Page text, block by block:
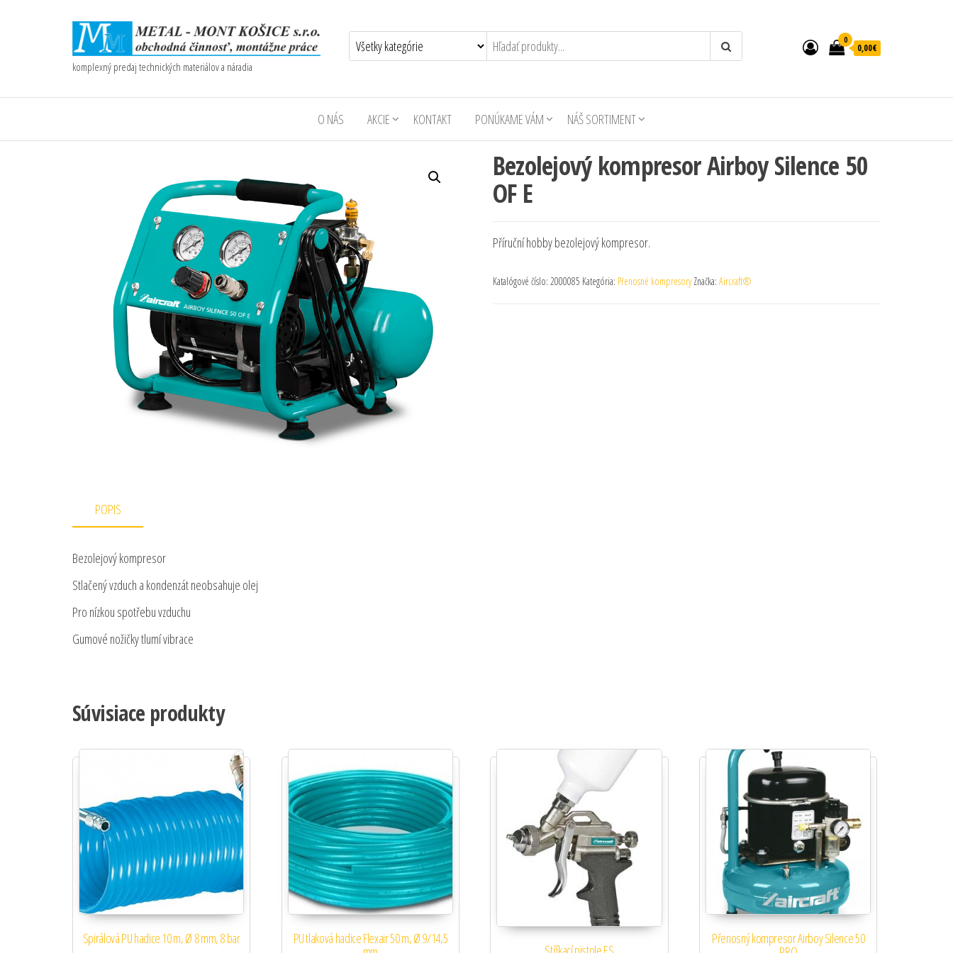
komplexný predaj technických materiálov a náradia
0
0,00€
O NÁS AKCIE KONTAKT PONÚKAME VÁM NÁŠ SORTIMENT
Bezolejový kompresor Airboy Silence 50
OF E
Příruční hobby bezolejový kompresor.
Katalógové číslo: 2000085 Kategória: Přenosné kompresory Značka: Aircraft®
POPIS
Bezolejový kompresor
Stlačený vzduch a kondenzát neobsahuje olej
Pro nízkou spotřebu vzduchu
Gumové nožičky tlumí vibrace
Súvisiace produkty
Spirálová PU hadice 10 m, Ø 8 mm, 8 bar PU tlaková hadice Flexair 50 m, Ø 9/14,5 Přenosný kompresor Airboy Silence 50